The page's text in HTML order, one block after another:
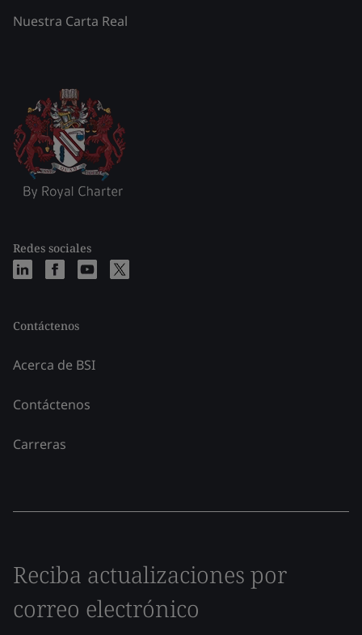
Nuestra Carta Real
Redes sociales
Contáctenos
Acerca de BSI
Contáctenos
Carreras
Reciba actualizaciones por
correo electrónico